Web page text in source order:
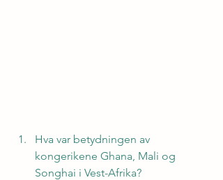
Hva var betydningen av
kongerikene Ghana, Mali og
Songhai i Vest-Afrika?